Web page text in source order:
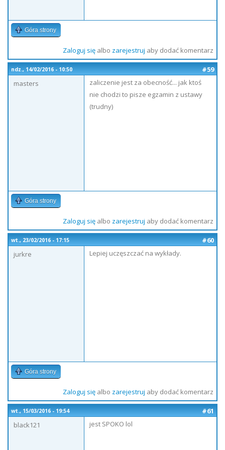
Góra strony
Zaloguj sięalbo zarejestruj aby dodać komentarz
ndz., 14/02/2016 - 10:50
#59
masters
zaliczenie jest za obecność... jak ktoś
nie chodzi to pisze egzamin z ustawy
(trudny)
Góra strony
Zaloguj sięalbo zarejestruj aby dodać komentarz
wt., 23/02/2016 - 17:15
#60
jurkre
Lepiej uczęszczać na wykłady.
Góra strony
Zaloguj sięalbo zarejestruj aby dodać komentarz
wt., 15/03/2016 - 19:54
#61
black121
jest SPOKO lol